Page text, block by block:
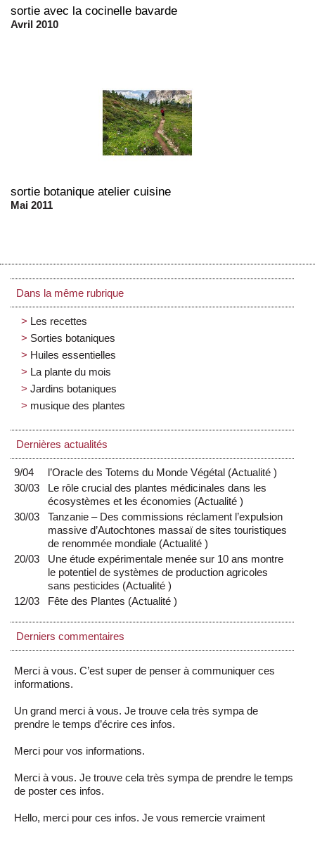
sortie avec la cocinelle bavarde
Avril 2010
sortie botanique atelier cuisine
Mai 2011
Dans la même rubrique
Les recettes
Sorties botaniques
Huiles essentielles
La plante du mois
Jardins botaniques
musique des plantes
Dernières actualités
9/04 l’Oracle des Totems du Monde Végétal (Actualité)
30/03
Le rôle crucial des plantes médicinales dans les
écosystèmes et les économies (Actualité)
30/03
Tanzanie – Des commissions réclament l’expulsion
massive d’Autochtones massaï de sites touristiques
de renommée mondiale (Actualité)
20/03
Une étude expérimentale menée sur 10 ans montre
le potentiel de systèmes de production agricoles
sans pesticides (Actualité)
12/03
Fête des Plantes (Actualité)
Derniers commentaires
Merci à vous. C’est super de penser à communiquer ces
informations.
Un grand merci à vous. Je trouve cela très sympa de
prendre le temps d’écrire ces infos.
Merci pour vos informations.
Merci à vous. Je trouve cela très sympa de prendre le temps
de poster ces infos.
Hello, merci pour ces infos. Je vous remercie vraiment